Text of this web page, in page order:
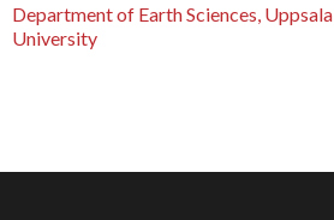
Department of Earth Sciences, Uppsala
University